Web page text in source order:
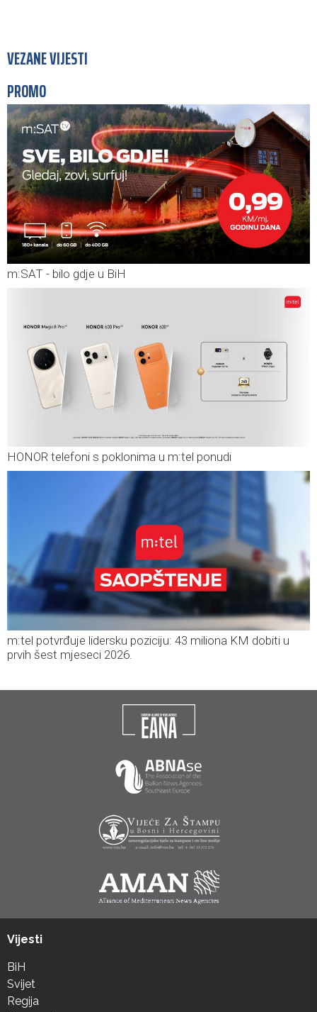
VEZANE VIJESTI
PROMO
m:SAT - bilo gdje u BiH
HONOR telefoni s poklonima u m:tel ponudi
m:tel potvrđuje lidersku poziciju: 43 miliona KM dobiti u
prvih šest mjeseci 2026.
Vijesti
BiH
Svijet
Regija